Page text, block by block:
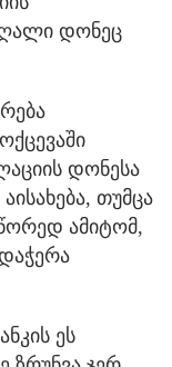
დონეც
დონესა
თუმცა
ამიტომ,
ეს